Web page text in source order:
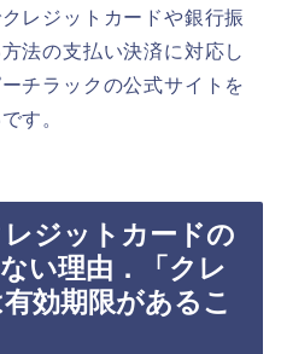
レジットカードや銀行振
法の支払い決済に対応し
チラックの公式サイトを
す。
ジットカードの
い理由．「クレ
効期限があるこ